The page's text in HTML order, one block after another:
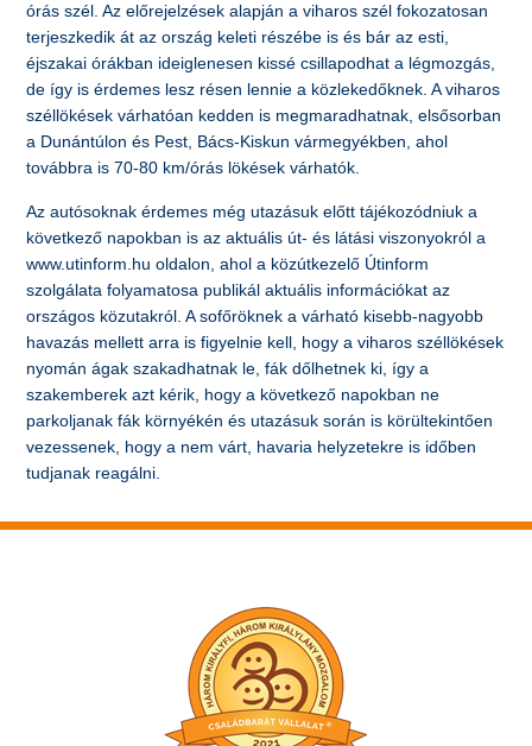
órás szél. Az előrejelzések alapján a viharos szél fokozatosan
terjeszkedik át az ország keleti részébe is és bár az esti,
éjszakai órákban ideiglenesen kissé csillapodhat a légmozgás,
de így is érdemes lesz résen lennie a közlekedőknek. A viharos
széllökések várhatóan kedden is megmaradhatnak, elsősorban
a Dunántúlon és Pest, Bács-Kiskun vármegyékben, ahol
továbbra is 70-80 km/órás lökések várhatók.
Az autósoknak érdemes még utazásuk előtt tájékozódniuk a
következő napokban is az aktuális út- és látási viszonyokról a
www.utinform.hu oldalon, ahol a közútkezelő Útinform
szolgálata folyamatosa publikál aktuális információkat az
országos közutakról. A sofőröknek a várható kisebb-nagyobb
havazás mellett arra is figyelnie kell, hogy a viharos széllökések
nyomán ágak szakadhatnak le, fák dőlhetnek ki, így a
szakemberek azt kérik, hogy a következő napokban ne
parkoljanak fák környékén és utazásuk során is körültekintően
vezessenek, hogy a nem várt, havaria helyzetekre is időben
tudjanak reagálni.